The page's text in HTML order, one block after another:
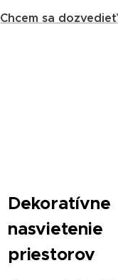
Chcem sa
Dekoratívne
nasvietenie
priestorov